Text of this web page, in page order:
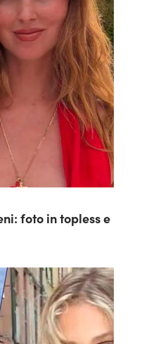
foto in topless e